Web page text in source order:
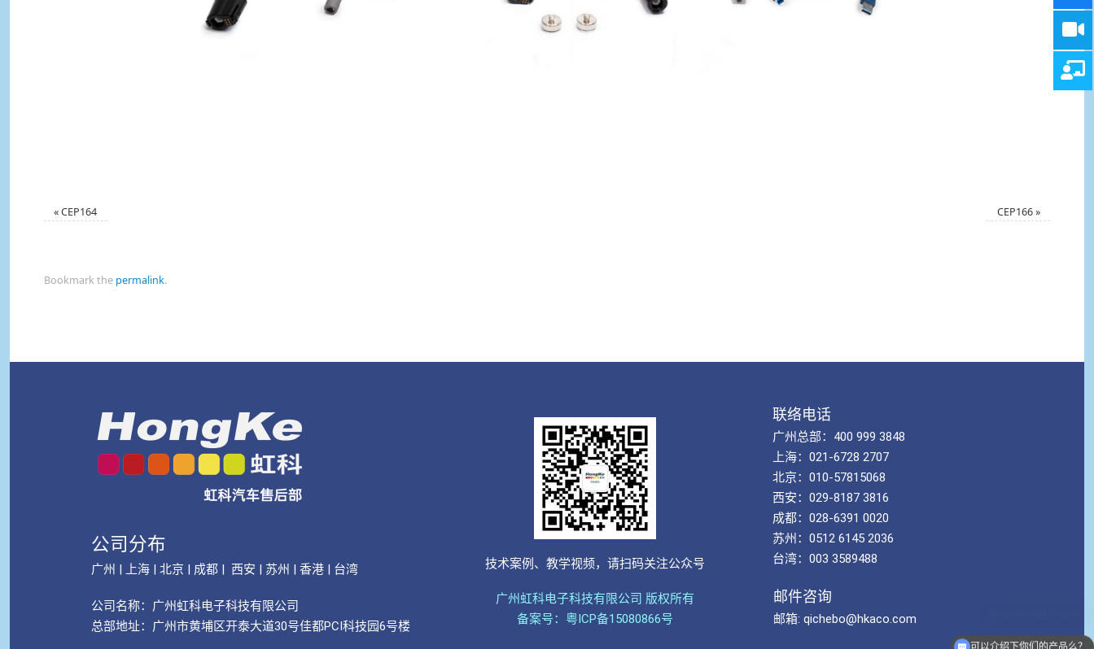
«CEP164 CEP166»
Bookmark the permalink.
公司分布
广州 | 上海 | 北京 | 成都 | 西安 | 苏州 | 香港 | 台湾
公司名称： 广州虹科电子科技有限公司
总部地址：广州市黄埔区开泰大道30号佳都PCI科技园6号楼
技术案例、教学视频，请扫码关注公众号
广州虹科电子科技有限公司 版权所有
备案号：粤ICP备15080866号
联络电话
广州总部：400 999 3848
上海：021-6728 2707
北京：010-57815068
西安：029-8187 3816
成都：028-6391 0020
苏州：0512 6145 2036
台湾：003 3589488
邮件咨询
邮箱: qichebo@hkaco.com
可以介绍下你们的产品么？